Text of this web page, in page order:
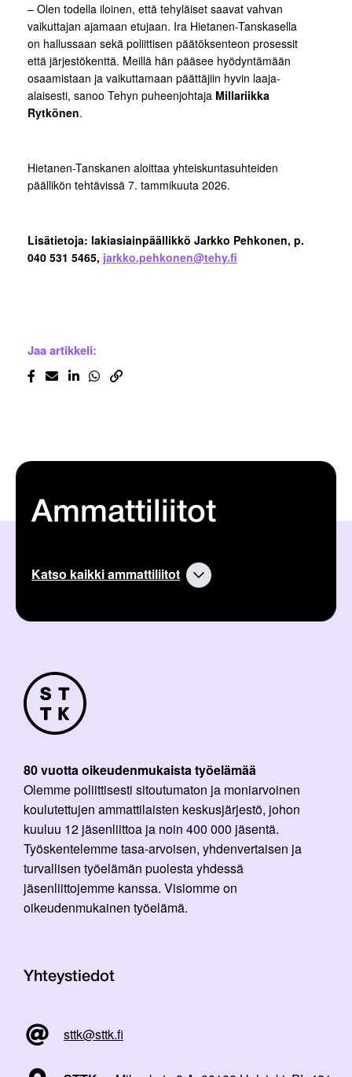
– Olen todella iloinen, että tehyläiset saavat vahvan
vaikuttajan ajamaan etujaan. Ira Hietanen-Tanskasella
on hallussaan sekä poliittisen päätöksenteon prosessit
että järjestökenttä. Meillä hän pääsee hyödyntämään
osaamistaan ja vaikuttamaan päättäjiin hyvin laaja-
alaisesti, sanoo Tehyn puheenjohtaja Millariikka
Rytkönen.
Hietanen-Tanskanen aloittaa yhteiskuntasuhteiden
päällikön tehtävissä 7. tammikuuta 2026.
Lisätietoja: lakiasiainpäällikkö Jarkko Pehkonen, p.
040 531 5465, jarkko.pehkonen@tehy.fi
Jaa artikkeli:
Ammattiliitot
Katso kaikki ammattiliitot
80 vuotta oikeudenmukaista työelämää
Olemme poliittisesti sitoutumaton ja moniarvoinen
koulutettujen ammattilaisten keskusjärjestö, johon
kuuluu 12 jäsenliittoa ja noin 400 000 jäsentä.
Työskentelemme tasa-arvoisen, yhdenvertaisen ja
turvallisen työelämän puolesta yhdessä
jäsenliittojemme kanssa. Visiomme on
oikeudenmukainen työelämä.
Yhteystiedot
sttk@sttk.fi